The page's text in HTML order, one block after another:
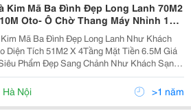
Kim Mã Ba Đình Đẹp Long Lanh 70M2
Oto- Ô Chờ Thang Máy Nhỉnh 12
Mã Ba Đình Đẹp Long Lanh Như Khách
Diện Tích 51M2 X 4Tầng Mặt Tiền 6.5M Giá
Phẩm Đẹp Sang Chảnh Như Khách Sạn 5
Kế Đỉnh Cao, Mới, Đẹp Không Tì Vết - Ngõ
- Yên Tĩnh, Sạch Sẽ, 2 Thoáng -...
Hà Nội >1 năm